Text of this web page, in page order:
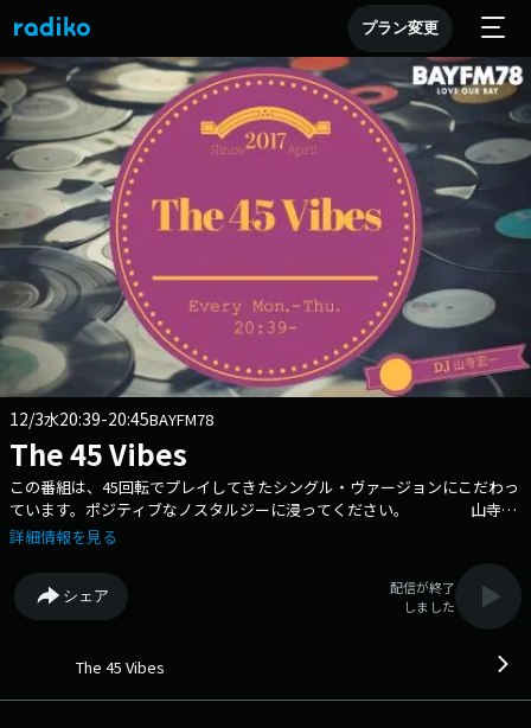
プラン変更
12/3水20:39-20:45BAYFM78
The 45 Vibes
この番組は、45回転でプレイしてきたシングル・ヴァージョンにこだわっ
ています。ポジティブなノスタルジーに浸ってください。 山寺宏
一 番組宛メール 45v@bayfm.co.jp 番組公式HP
「@bayfm78MHz」 Xハッシュタグは「#bayfm」 ■BAYFM公式
HP ■オンエア楽曲一覧
詳細情報を見る
シェア
配信が終了
しました
The 45 Vibes